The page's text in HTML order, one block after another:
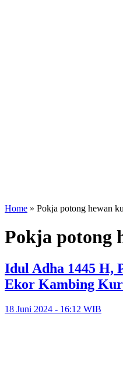
Home » Pokja potong hewan
Pokja potong
Idul Adha 1445 H,
Ekor Kambing
18 Juni 2024 - 16:12 WIB